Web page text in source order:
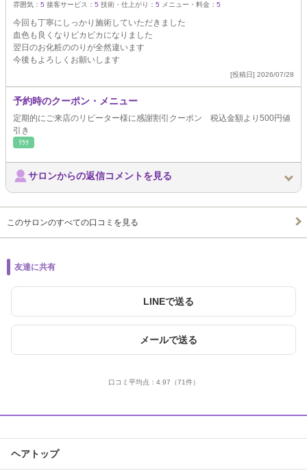
雰囲気： 5 接客サービス： 5 技術・仕上がり： 5 メニュー・料金： 5
今回も丁寧にしっかり施術していただきました
血色も良くなりピカピカになりました
翌日のお化粧ののりが全然違います
今後もよろしくお願いします
[投稿日] 2026/07/28
予約時のクーポン・メニュー
定期的にご来店のリピーター様に感謝割引クーポン 税込金額より500円値
引き
ﾘﾗｸ
サロンからの返信コメントを見る
このサロンのすべての口コミを見る
友達に共有
LINEで送る
メールで送る
口コミ平均点： 4.97 （71件）
ヘアトップ